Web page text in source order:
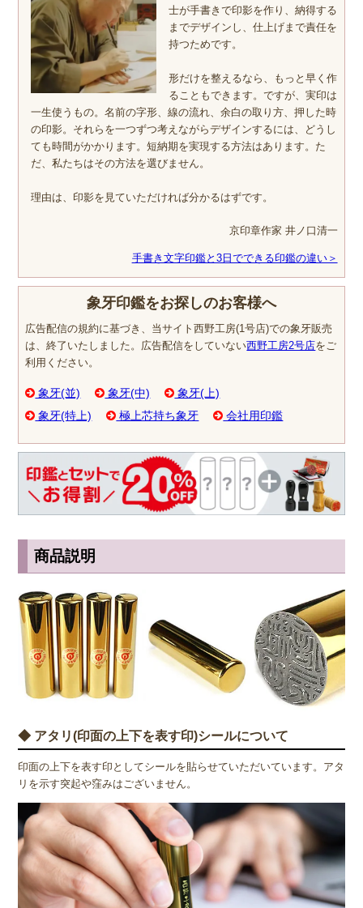
士が手書きで印影を作り、納得する
までデザインし、仕上げまで責任を
持つためです。
形だけを整えるなら、もっと早く作
ることもできます。ですが、実印は
一生使うもの。名前の字形、線の流れ、余白の取り方、押した時
の印影。それらを一つずつ考えながらデザインするには、どうし
ても時間がかかります。短納期を実現する方法はあります。た
だ、私たちはその方法を選びません。
理由は、印影を見ていただければ分かるはずです。
京印章作家 井ノ口清一
手書き文字印鑑と3日でできる印鑑の違い＞
象牙印鑑をお探しのお客様へ
広告配信の規約に基づき、当サイト西野工房(1号店)での象牙販売
は、終了いたしました。広告配信をしていない西野工房2号店をご
利用ください。
象牙(並) 象牙(中)
象牙(上)
象牙(特上)
極上芯持ち象牙 会社用印鑑
商品説明
◆ アタリ(印面の上下を表す印)シールについて
印面の上下を表す印としてシールを貼らせていただいています。アタ
リを示す突起や窪みはございません。